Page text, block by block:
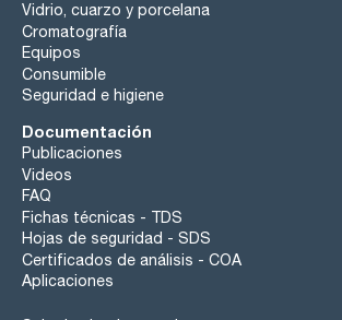
Vidrio, cuarzo y porcelana
Cromatografía
Equipos
Consumible
Seguridad e higiene
Documentación
Publicaciones
Videos
FAQ
Fichas técnicas - TDS
Hojas de seguridad - SDS
Certificados de análisis - COA
Aplicaciones